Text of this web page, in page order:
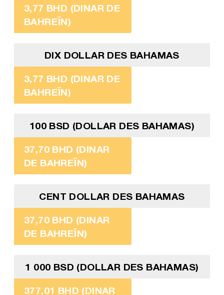
3,77 BHD (DINAR DE
BAHREÏN)
DIX DOLLAR DES BAHAMAS
3,77 BHD (DINAR DE
BAHREÏN)
100 BSD (DOLLAR DES BAHAMAS)
37,70 BHD (DINAR
DE BAHREÏN)
CENT DOLLAR DES BAHAMAS
37,70 BHD (DINAR
DE BAHREÏN)
1 000 BSD (DOLLAR DES BAHAMAS)
377,01 BHD (DINAR